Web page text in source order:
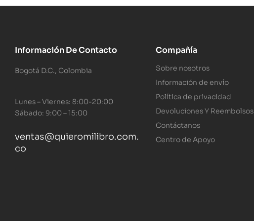
Información De Contacto
Bogotá D.C., Colombia
Lunes – Viernes: 8:00-20:00
Sábado: 9:00 – 15:00
ventas@quieromilibro.com.
co
Compañía
Sobre nosotros
Información de envío
Política de privacidad
Devoluciones Y Reembolsos
Contáctanos
Centro de Apoyo